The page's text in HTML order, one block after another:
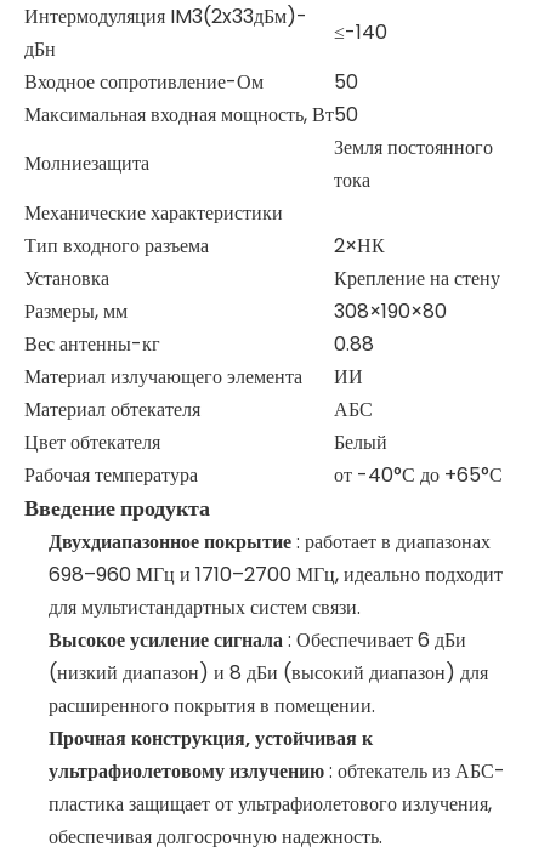
Интермодуляция IM3(2x33дБм)-
дБн
≤-140
Входное сопротивление-Ом
50
Максимальная входная мощность, Вт50
Молниезащита
Земля постоянного
тока
Механические характеристики
Тип входного разъема
2×НК
Установка
Крепление на стену
Размеры, мм
308×190×80
Вес антенны-кг
0.88
Материал излучающего элемента
ИИ
Материал обтекателя
АБС
Цвет обтекателя
Белый
Рабочая температура
от -40°С до +65°С
Введение продукта
Двухдиапазонное покрытие: работает в диапазонах
698–960 МГц и 1710–2700 МГц, идеально подходит
для мультистандартных систем связи.
Высокое усиление сигнала: Обеспечивает 6 дБи
(низкий диапазон) и 8 дБи (высокий диапазон) для
расширенного покрытия в помещении.
Прочная конструкция, устойчивая к
ультрафиолетовому излучению: обтекатель из АБС-
пластика защищает от ультрафиолетового излучения,
обеспечивая долгосрочную надежность.